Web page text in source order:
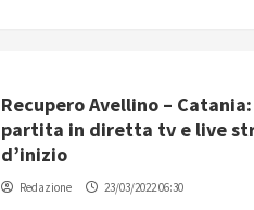
Recupero Avellino –
partita in diretta tv e live
d’inizio
Redazione 23/03/2022 06:30